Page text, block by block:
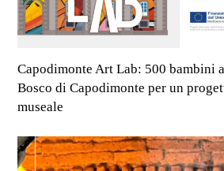
Capodimonte Art Lab: 500 bambini
Bosco di Capodimonte per un
museale